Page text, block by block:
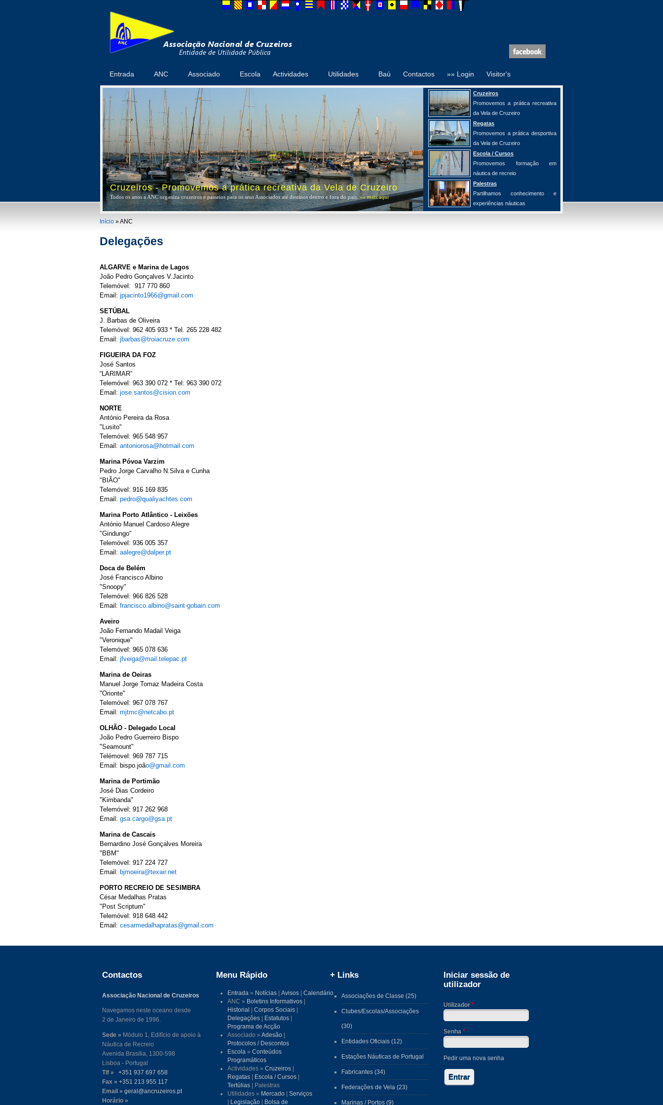
Entrada ANC Associado Escola Actividades Utilidades Baú Contactos »» Login Visitor's
Cruzeiros
Promovemos a prática recreativa
da Vela de Cruzeiro
Regatas
Promovemos a prática desportiva
da Vela de Cruzeiro
Escola / Cursos
Promovemos formação em
náutica de recreio
Palestras
Partilhamos conhecimento e
experiências náuticas
Cruzeiros - Promovemos a prática recreativa da Vela de Cruzeiro
Todos os anos a ANC organiza cruzeiros e passeios para os seus Associados até destinos dentro e fora do país.»» mais aqui
You are here
Início » ANC
Delegações
ALGARVE e Marina de Lagos
João Pedro Gonçalves V.Jacinto
Telemóvel: 917 770 860
Email: jpjacinto1966@gmail.com
SETÚBAL
J. Barbas de Oliveira
Telemóvel: 962 405 933 * Tel. 265 228 482
Email: jbarbas@troiacruze.com
FIGUEIRA DA FOZ
José Santos
“LARIMAR”
Telemóvel: 963 390 072 * Tel: 963 390 072
Email: jose.santos@cision.com
NORTE
António Pereira da Rosa
"Lusito"
Telemóvel: 965 548 957
Email: antoniorosa@hotmail.com
Marina Póvoa Varzim
Pedro Jorge Carvalho N.Silva e Cunha
"BIÃO"
Telemóvel: 916 169 835
Email: pedro@qualiyachtes.com
Marina Porto Atlântico - Leixões
António Manuel Cardoso Alegre
"Gindungo"
Telemóvel: 936 005 357
Email: aalegre@dalper.pt
Doca de Belém
José Francisco Albino
"Snoopy"
Telemóvel: 966 826 528
Email: francisco.albino@saint-gobain.com
Aveiro
João Fernando Madail Veiga
"Veronique"
Telemóvel: 965 078 636
Email: jfveiga@mail.telepac.pt
Marina de Oeiras
Manuel Jorge Tomaz Madeira Costa
"Orionte"
Telemóvel: 967 078 767
Email: mjtmc@netcabo.pt
OLHÃO - Delegado Local
João Pedro Guerreiro Bispo
"Seamount"
Telémovel: 969 787 715
Email: bispo.joão@gmail.com
Marina de Portimão
José Dias Cordeiro
"Kimbanda"
Telemóvel: 917 262 968
Email: gsa.cargo@gsa.pt
Marina de Cascais
Bernardino José Gonçalves Moreira
"BBM"
Telemóvel: 917 224 727
Email: bjmoeira@texair.net
PORTO RECREIO DE SESIMBRA
César Medalhas Pratas
"Post Scriptum"
Telemóvel: 918 648 442
Email: cesarmedalhapratas@gmail.com
Contactos
Associação Nacional de Cruzeiros
Navegamos neste oceano desde
2 de Janeiro de 1996.
Sede » Módulo 1, Edifício de apoio à
Náutica de Recreio
Avenida Brasília, 1300-598
Lisboa - Portugal
Tlf »
+351 937 697 658
Fax » +351 213 955 117
Email » geral@ancruzeiros.pt
Horário »
Menu Rápido
Entrada » Notícias |Avisos |Calendário
ANC » Boletins Informativos
Historial
|Corpos Sociais
Delegações
Estatutos
Programa de Acção
Associado »Adesão
Protocolos / Descontos
Escola »Conteúdos
Programáticos
Actividades »Cruzeiros
Regatas
Escola / Cursos
Tertúlias | Palestras
Utilidades » Mercado |Serviços
Legislação Bolsa de
+ Links
Associações de Classe (25)
Clubes/Escolas/Associações
(30)
Entidades Oficiais (12)
Estações Náuticas de Portugal
Fabricantes (34)
Federações de Vela (23)
Marinas / Portos (9)
Iniciar sessão de
utilizador
Utilizador*
Senha*
Pedir uma nova senha